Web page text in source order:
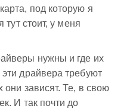
под которую я
тут стоит, у меня
нужны и где их
драйвера требуют
они зависят. Те, в свою
И так почти до